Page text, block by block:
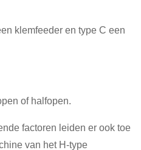
klemfeeder en type C een
of halfopen.
factoren leiden er ook toe
van het H-type